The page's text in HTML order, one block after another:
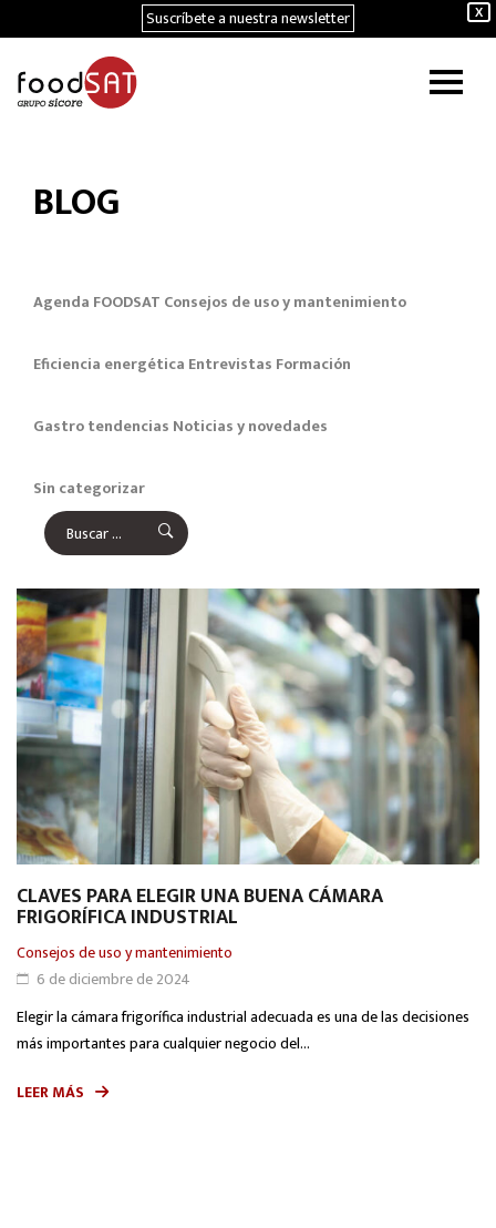
X
Suscríbete a nuestra newsletter
BLOG
Agenda FOODSAT Consejos de uso y mantenimiento
Eficiencia energética Entrevistas Formación
Gastro tendencias Noticias y novedades
Sin categorizar
CLAVES PARA ELEGIR UNA BUENA CÁMARA
FRIGORÍFICA INDUSTRIAL
Consejos de uso y mantenimiento
6 de diciembre de 2024
Elegir la cámara frigorífica industrial adecuada es una de las decisiones
más importantes para cualquier negocio del...
LEER MÁS